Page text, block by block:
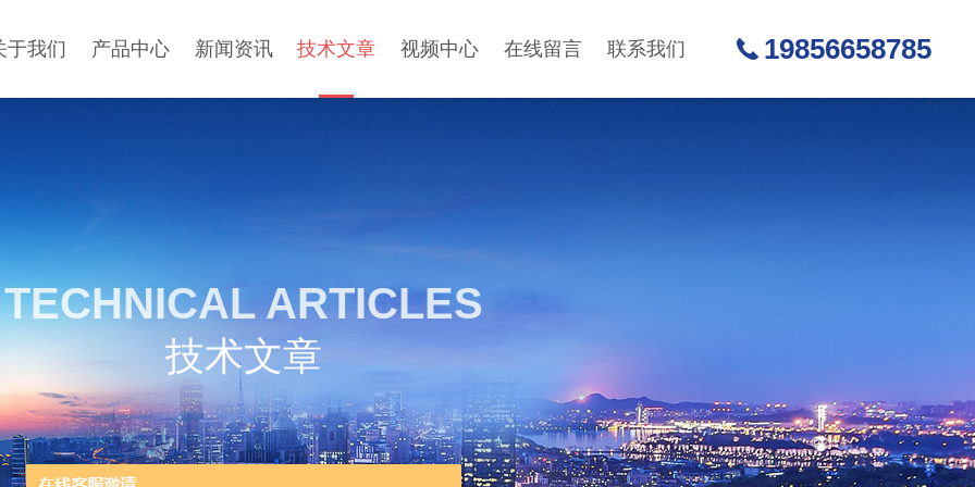
于我们 产品中心 新闻资讯 技术文章 视频中心 在线留言 联系我们 19856658785
TECHNICAL ARTICLES
技术文章